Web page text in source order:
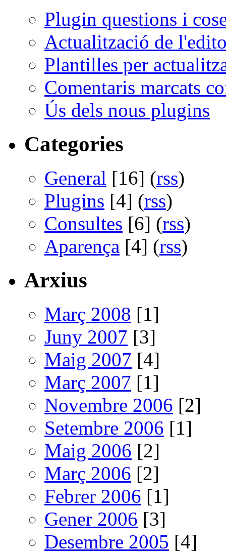
Plugin questions i
Actualització de
Plantilles per
Comentaris marcats
Ús dels nous plugins
Categories
General [16] (rss)
Plugins [4] (rss)
Consultes [6] (rss)
Aparença [4] (rss)
Arxius
Març 2008 [1]
Juny 2007 [3]
Maig 2007 [4]
Març 2007 [1]
Novembre 2006 [2]
Setembre 2006 [1]
Maig 2006 [2]
Març 2006 [2]
Febrer 2006 [1]
Gener 2006 [3]
Desembre 2005 [4]